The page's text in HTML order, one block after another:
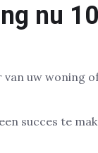
nu
van uw woning
succes te